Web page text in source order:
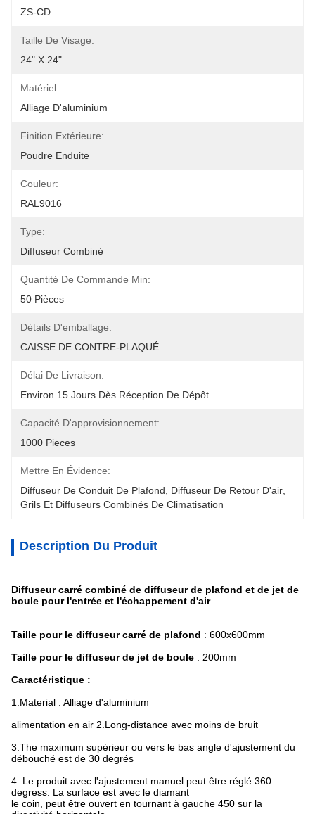
ZS-CD
Taille De Visage:
24" X 24"
Matériel:
Alliage D'aluminium
Finition Extérieure:
Poudre Enduite
Couleur:
RAL9016
Type:
Diffuseur Combiné
Quantité De Commande Min:
50 Pièces
Détails D'emballage:
CAISSE DE CONTRE-PLAQUÉ
Délai De Livraison:
Environ 15 Jours Dès Réception De Dépôt
Capacité D'approvisionnement:
1000 Pieces
Mettre En Évidence:
Diffuseur De Conduit De Plafond
Diffuseur De Retour D'air
Grils Et Diffuseurs Combinés De Climatisation
Description Du Produit
Diffuseur carré combiné de diffuseur de plafond et de jet de
boule pour l'entrée et l'échappement d'air
Taille pour le diffuseur carré de plafond : 600x600mm
Taille pour le diffuseur de jet de boule : 200mm
Caractéristique :
1.Material : Alliage d'aluminium
alimentation en air 2.Long-distance avec moins de bruit
3.The maximum supérieur ou vers le bas angle d'ajustement du
débouché est de 30 degrés
4. Le produit avec l'ajustement manuel peut être réglé 360
degress. La surface est avec le diamant
le coin, peut être ouvert en tournant à gauche 450 sur la